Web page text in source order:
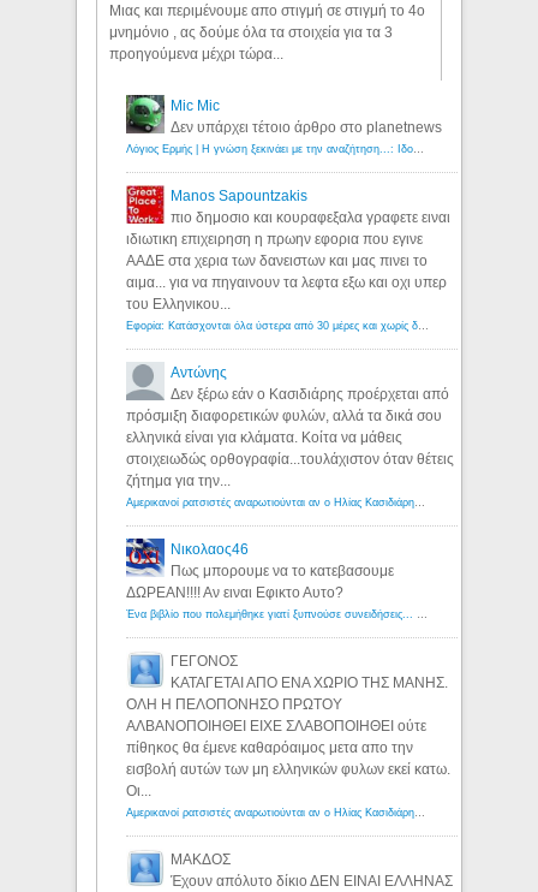
Μιας και περιμένουμε απο στιγμή σε στιγμή το 4ο
μνημόνιο , ας δούμε όλα τα στοιχεία για τα 3
προηγούμενα μέχρι τώρα...
Mic Mic
Δεν υπάρχει τέτοιο άρθρο στο planetnews
Λόγιος Ερμής | Η γνώση ξεκινάει με την αναζήτηση...: Ιδού οι 18 που χρωστούν 11 δις ευρώ!
Manos Sapountzakis
πιο δημοσιο και κουραφεξαλα γραφετε ειναι
ιδιωτικη επιχειρηση η πρωην εφορια που εγινε
ΑΑΔΕ στα χερια των δανειστων και μας πινει το
αιμα... για να πηγαινουν τα λεφτα εξω και οχι υπερ
του Ελληνικου...
Εφορία: Κατάσχονται όλα ύστερα από 30 μέρες και χωρίς δικαστικές αποφάσεις - Λόγιος Ερμής
Αντώνης
Δεν ξέρω εάν ο Κασιδιάρης προέρχεται από
πρόσμιξη διαφορετικών φυλών, αλλά τα δικά σου
ελληνικά είναι για κλάματα. Κοίτα να μάθεις
στοιχειωδώς ορθογραφία...τουλάχιστον όταν θέτεις
ζήτημα για την...
Αμερικανοί ρατσιστές αναρωτιούνται αν ο Ηλίας Κασιδιάρης ανήκει στη λευκή φυλή... - Λόγιος Ερμής
Νικολαος46
Πως μπορουμε να το κατεβασουμε
ΔΩΡΕΑΝ!!!! Αν ειναι Εφικτο Αυτο?
Ένα βιβλίο που πολεμήθηκε γιατί ξυπνούσε συνειδήσεις... - Λόγιος Ερμής | Η γνώση ξεκινάει με την αναζήτηση...
ΓΕΓΟΝΟΣ
ΚΑΤΑΓΕΤΑΙ ΑΠΟ ΕΝΑ ΧΩΡΙΟ ΤΗΣ ΜΑΝΗΣ.
ΟΛΗ Η ΠΕΛΟΠΟΝΗΣΟ ΠΡΩΤΟΥ
ΑΛΒΑΝΟΠΟΙΗΘΕΙ ΕΙΧΕ ΣΛΑΒΟΠΟΙΗΘΕΙ ούτε
πίθηκος θα έμενε καθαρόαιμος μετα απο την
εισβολή αυτών των μη ελληνικών φυλων εκεί κατω.
Οι...
Αμερικανοί ρατσιστές αναρωτιούνται αν ο Ηλίας Κασιδιάρης ανήκει στη λευκή φυλή... - Λόγιος Ερμής
ΜΑΚΔΟΣ
Έχουν απόλυτο δίκιο ΔΕΝ ΕΙΝΑΙ ΕΛΛΗΝΑΣ